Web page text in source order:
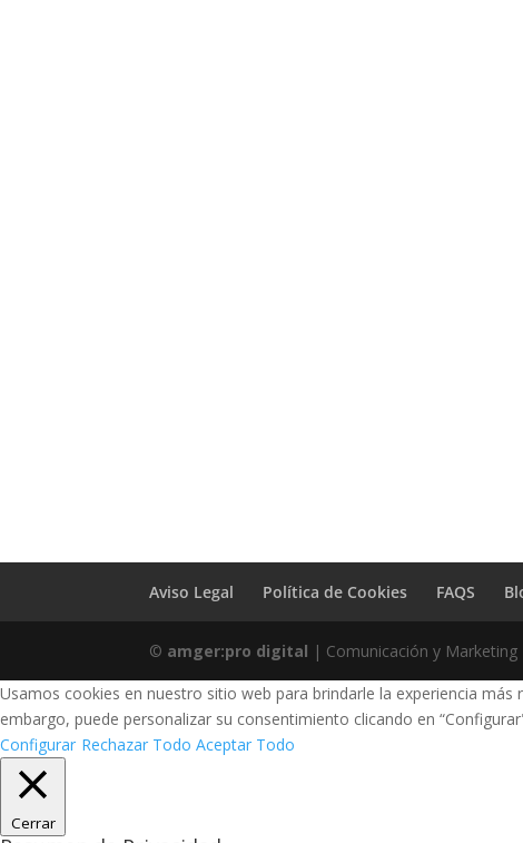
Aviso Legal Política de Cookies FAQS
© amger:pro digital | Comunicación y
Usamos cookies en nuestro sitio web para brindarle la experiencia
embargo, puede personalizar su consentimiento clicando en
Configurar Rechazar Todo Aceptar Todo
Cerrar